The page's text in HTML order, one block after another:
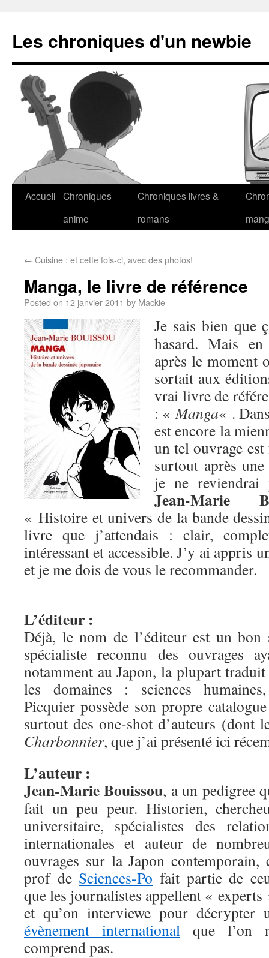
Les chroniques d'un newbie
Accueil Chroniques
anime
Chroniques livres &
romans
← Cuisine : et cette fois-ci, avec des photos!
Manga, le livre de référence
Posted on 12 janvier 2011 by Mackie
Je sais bien que
hasard. Mais
après le moment
sortait aux
vrai livre de
: «Manga« .
est encore la
un tel ouvrage
surtout après
je ne
Jean-Marie
« Histoire et univers de la bande
livre que j’attendais : clair,
intéressant et accessible. J’y ai appris
et je me dois de vous le recommander.
L’éditeur :
Déjà, le nom de l’éditeur est un
spécialiste reconnu des ouvrages
notamment au Japon, la plupart
les domaines : sciences
Picquier possède son propre
surtout des one-shot d’auteurs (dont
Charbonnier, que j’ai présenté ici
L’auteur :
Jean-Marie Bouissou, a un pedigree
fait un peu peur. Historien,
universitaire, spécialistes des
internationales et auteur de
ouvrages sur la Japon contemporain,
prof de Sciences-Po fait partie de
que les journalistes appellent « experts
et qu’on interviewe pour décrypter
évènement international que l’on
comprend pas.